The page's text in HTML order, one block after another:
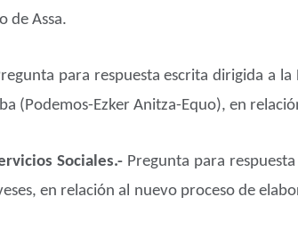
de Assa.
para respuesta escrita dirigida a
(Podemos-Ezker Anitza-Equo), en
Sociales.- Pregunta para
en relación al nuevo proceso de